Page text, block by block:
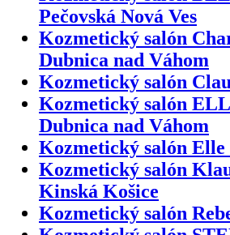
Pečovská Nová Ves
Kozmetický salón
Dubnica nad Váhom
Kozmetický salón
Kozmetický salón
Dubnica nad Váhom
Kozmetický salón Elle
Kozmetický salón
Kinská Košice
Kozmetický salón